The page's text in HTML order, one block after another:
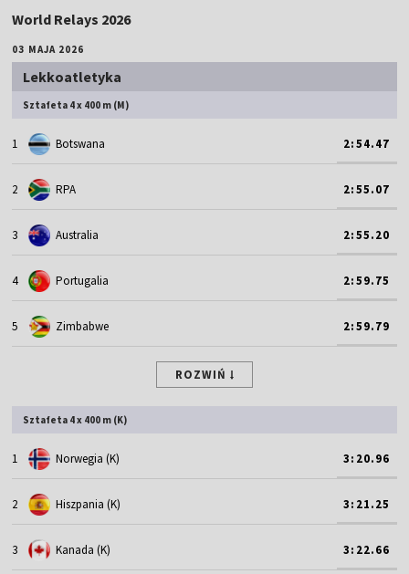
World Relays 2026
03 MAJA 2026
Lekkoatletyka
Sztafeta 4 x 400 m (M)
1 Botswana 2:54.47
2 RPA 2:55.07
3 Australia 2:55.20
4 Portugalia 2:59.75
5 Zimbabwe 2:59.79
ROZWIŃ
Sztafeta 4 x 400 m (K)
1 Norwegia (K) 3:20.96
2 Hiszpania (K) 3:21.25
3 Kanada (K) 3:22.66